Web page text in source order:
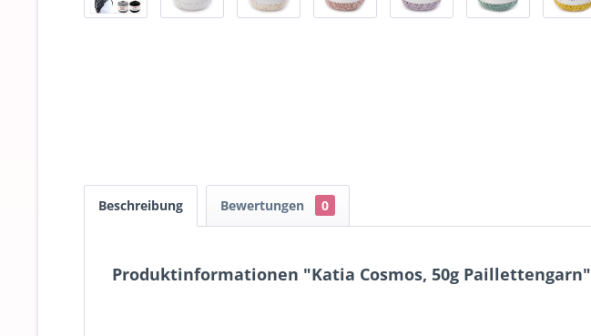
Beschreibung Bewertungen 0
Produktinformationen "Katia Cosmos, 50g Paillettengarn"